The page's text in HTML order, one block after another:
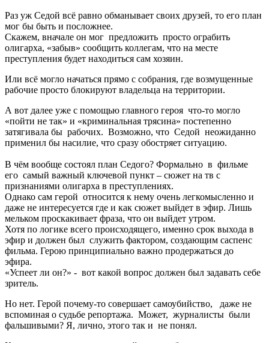
Раз уж Седой всё равно обманывает своих друзей, то его план
мог бы быть и посложнее.
Скажем, вначале он мог предложить просто ограбить
олигарха, «забыв» сообщить коллегам, что на месте
преступления будет находиться сам хозяин.
Или всё могло начаться прямо с собрания, где возмущенные
рабочие просто блокируют владельца на территории.
А вот далее уже с помощью главного героя что-то могло
«пойти не так» и «криминальная трясина» постепенно
затягивала бы рабочих. Возможно, что Седой неожиданно
применил бы насилие, что сразу обостряет ситуацию.
В чём вообще состоял план Седого? Формально в фильме
его самый важный ключевой пункт – сюжет на тв с
признаниями олигарха в преступлениях.
Однако сам герой относится к нему очень легкомысленно и
даже не интересуется где и как сюжет выйдет в эфир. Лишь
мельком проскакивает фраза, что он выйдет утром.
Хотя по логике всего происходящего, именно срок выхода в
эфир и должен был служить фактором, создающим саспенс
фильма. Герою принципиально важно продержаться до
эфира.
«Успеет ли он?» - вот какой вопрос должен был задавать себе
зритель.
Но нет. Герой почему-то совершает самоубийство, даже не
вспоминая о судьбе репортажа. Может, журналисты были
фальшивыми? Я, лично, этого так и не понял.